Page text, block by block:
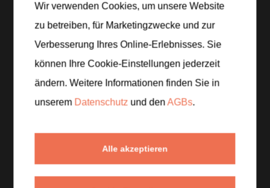
Den Grill auf mittlere Hitze vorheizen und Zucchini,
Paprika und Cocktailtomaten gründlich waschen.
Schritt 2/7
Gnocchi, Zucchini, Paprika und Tomaten in eine
Grillschale geben.
Schritt 3/7
Alles mit Olivenöl, Oregano, Salz und Pfeffer
vermengen.
Wir verwenden Cookies, um unsere Website
zu betreiben, für Marketingzwecke und zur
Verbesserung Ihres Online-Erlebnisses. Sie
können Ihre Cookie-Einstellungen jederzeit
ändern. Weitere Informationen finden Sie in
unserem Datenschutz und denAGBs.
Alle akzeptieren